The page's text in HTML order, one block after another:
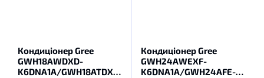
Кондиціонер Gree
GWH18AWDXD-
K6DNA1A/GWH18ATDXD-
Кондиціонер Gree
GWH24AWEXF-
K6DNA1A/GWH24AFE-